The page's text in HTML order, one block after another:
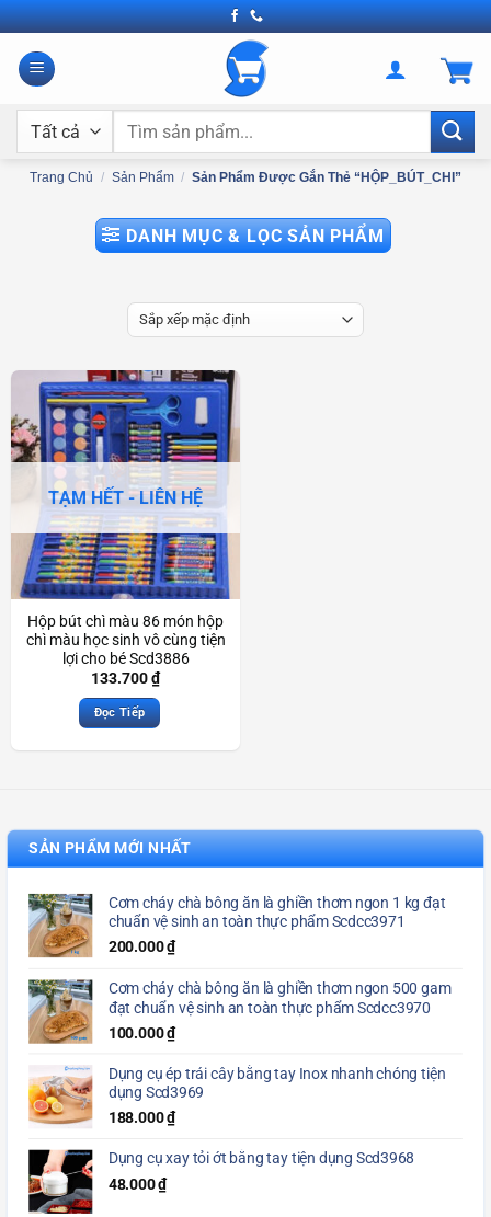
Bỏ
qua
nội
Tìm
Trang Chủ / Sản Phẩm / Sản Phẩm Được Gắn Thẻ “HỘP_BÚT_CHI”
DANH MỤC & LỌC SẢN PHẨM
TẠM HẾT - LIÊN HỆ
Hộp bút chì màu 86 món hộp
chì màu học sinh vô cùng tiện
lợi cho bé Scd3886
133.700₫
Đọc Tiếp
SẢN PHẨM MỚI NHẤT
Cơm cháy chà bông ăn là ghiền thơm ngon 1 kg đạt
chuẩn vệ sinh an toàn thực phẩm Scdcc3971
200.000₫
Cơm cháy chà bông ăn là ghiền thơm ngon 500 gam
đạt chuẩn vệ sinh an toàn thực phẩm Scdcc3970
100.000₫
Dụng cụ ép trái cây bằng tay Inox nhanh chóng tiện
dụng Scd3969
188.000₫
Dụng cụ xay tỏi ớt bằng tay tiện dụng Scd3968
48.000₫